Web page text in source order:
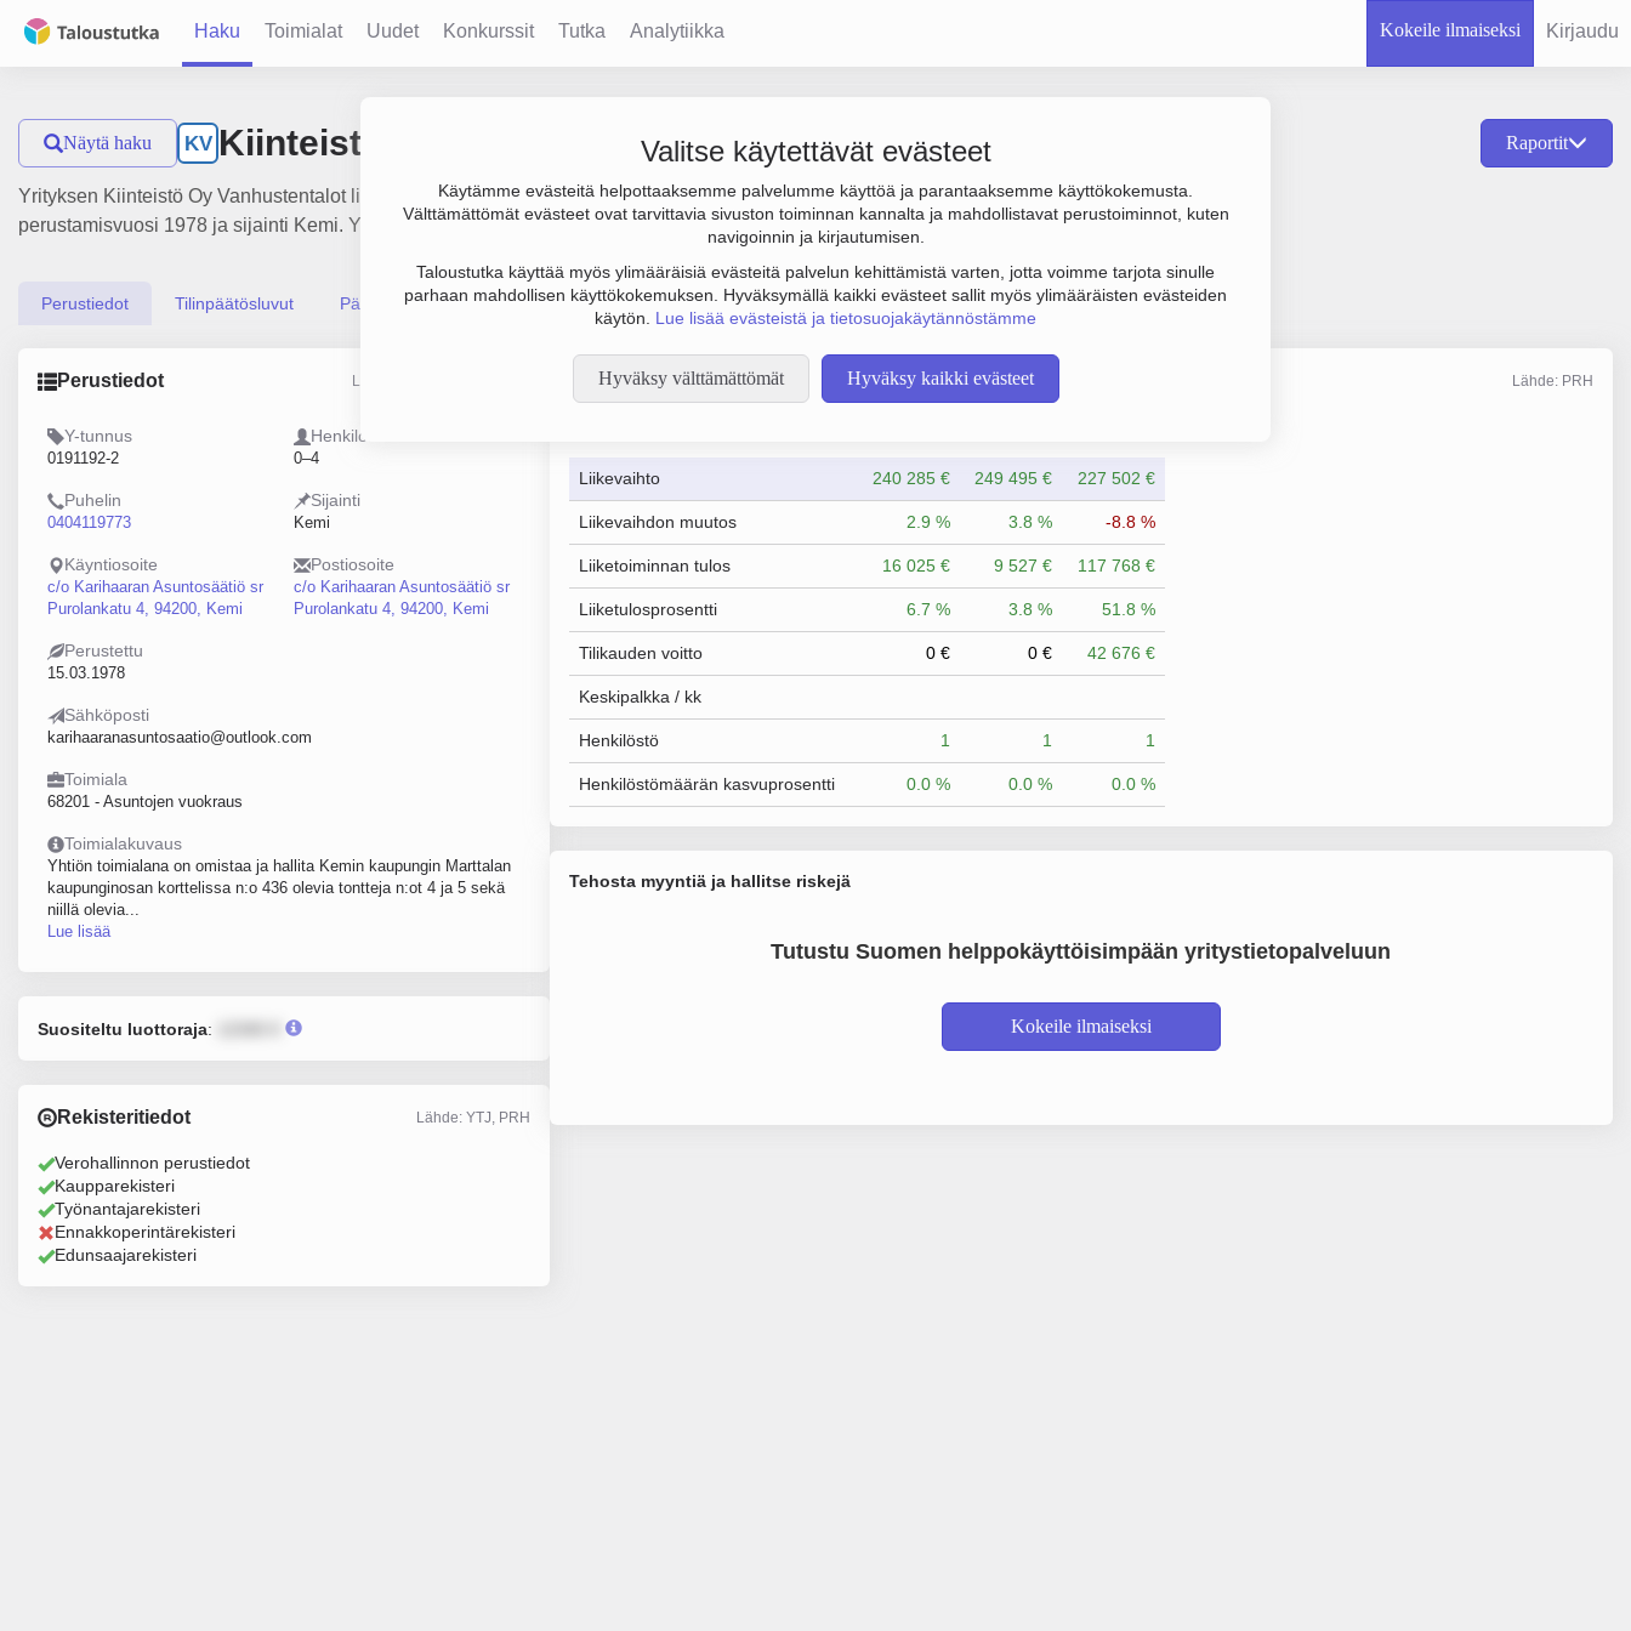
Haku Toimialat Uudet Konkurssit Tutka Analytiikka Kokeile ilmaiseksi Kirjaudu
Valitse käytettävät evästeet
Käytämme evästeitä helpottaaksemme palvelumme käyttöä ja parantaaksemme käyttökokemusta.
Välttämättömät evästeet ovat tarvittavia sivuston toiminnan kannalta ja mahdollistavat perustoiminnot, kuten
navigoinnin ja kirjautumisen.
Taloustutka käyttää myös ylimääräisiä evästeitä palvelun kehittämistä varten, jotta voimme tarjota sinulle
parhaan mahdollisen käyttökokemuksen. Hyväksymällä kaikki evästeet sallit myös ylimääräisten evästeiden
käytön. Lue lisää evästeistä ja tietosuojakäytännöstämme
Hyväksy välttämättömät Hyväksy kaikki evästeet
Näytä haku KV Kiinteistö Oy Vanhustentalot Raportit
Yrityksen Kiinteistö Oy Vanhustentalot liikevaihto on 228 000 €, tulos 118 000 € ja henkilöstömäärä 1. Sen päätoimiala on Asuntojen vuokraus,
perustamisvuosi 1978 ja sijainti Kemi. Yrityksen yhtiömuoto Osakeyhtiö (OY).
Perustiedot Tilinpäätösluvut Päättäjätiedot
Perustiedot Lähde: YTJ, PRH, Traficom
Y-tunnus
0191192-2
Henkilöstömäärä
0–4
Puhelin
0404119773
Sijainti
Kemi
Käyntiosoite
c/o Karihaaran Asuntosäätiö sr
Purolankatu 4, 94200, Kemi
Postiosoite
c/o Karihaaran Asuntosäätiö sr
Purolankatu 4, 94200, Kemi
Perustettu
15.03.1978
Sähköposti
karihaaranasuntosaatio@outlook.com
Toimiala
68201 - Asuntojen vuokraus
Toimialakuvaus
Yhtiön toimialana on omistaa ja hallita Kemin kaupungin Marttalan
kaupunginosan korttelissa n:o 436 olevia tontteja n:ot 4 ja 5 sekä
niillä olevia...
Lue lisää
Suositeltu luottoraja:
Rekisteritiedot Lähde: YTJ, PRH
Verohallinnon perustiedot
Kaupparekisteri
Työnantajarekisteri
Ennakkoperintärekisteri
Edunsaajarekisteri
Taloustiedot Lähde: PRH
Liikevaihto 240 285 € 249 495 € 227 502 €
Liikevaihdon muutos 2.9 % 3.8 % -8.8 %
Liiketoiminnan tulos 16 025 € 9 527 € 117 768 €
Liiketulosprosentti 6.7 % 3.8 % 51.8 %
Tilikauden voitto 0 € 0 € 42 676 €
Keskipalkka / kk
Henkilöstö 1 1 1
Henkilöstömäärän kasvuprosentti 0.0 % 0.0 % 0.0 %
Tehosta myyntiä ja hallitse riskejä
Tutustu Suomen helppokäyttöisimpään yritystietopalveluun
Kokeile ilmaiseksi